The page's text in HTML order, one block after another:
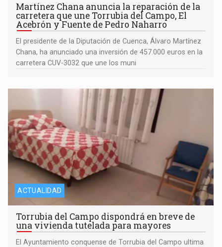
Martínez Chana anuncia la reparación de la
carretera que une Torrubia del Campo, El
Acebrón y Fuente de Pedro Naharro
El presidente de la Diputación de Cuenca, Álvaro Martínez
Chana, ha anunciado una inversión de 457.000 euros en la
carretera CUV-3032 que une los muni
ACTUALIDAD
Torrubia del Campo dispondrá en breve de
una vivienda tutelada para mayores
El Ayuntamiento conquense de Torrubia del Campo ultima